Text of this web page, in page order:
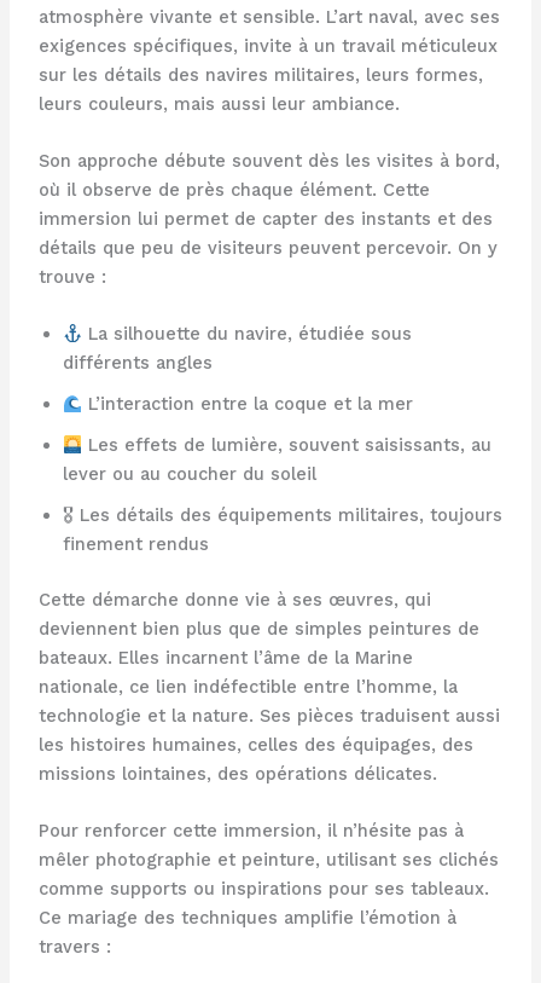
atmosphère vivante et sensible. L’art naval, avec ses
exigences spécifiques, invite à un travail méticuleux
sur les détails des navires militaires, leurs formes,
leurs couleurs, mais aussi leur ambiance.
Son approche débute souvent dès les visites à bord,
où il observe de près chaque élément. Cette
immersion lui permet de capter des instants et des
détails que peu de visiteurs peuvent percevoir. On y
trouve :
La silhouette du navire, étudiée sous
différents angles
L’interaction entre la coque et la mer
Les effets de lumière, souvent saisissants, au
lever ou au coucher du soleil
🎖 Les détails des équipements militaires, toujours
finement rendus
Cette démarche donne vie à ses œuvres, qui
deviennent bien plus que de simples peintures de
bateaux. Elles incarnent l’âme de la Marine
nationale, ce lien indéfectible entre l’homme, la
technologie et la nature. Ses pièces traduisent aussi
les histoires humaines, celles des équipages, des
missions lointaines, des opérations délicates.
Pour renforcer cette immersion, il n’hésite pas à
mêler photographie et peinture, utilisant ses clichés
comme supports ou inspirations pour ses tableaux.
Ce mariage des techniques amplifie l’émotion à
travers :